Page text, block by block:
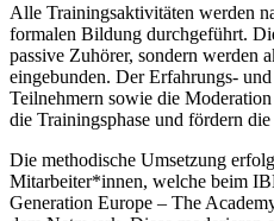
Alle Trainingsaktivitäten werden
formalen Bildung durchgeführt.
passive Zuhörer, sondern werden
eingebunden. Der Erfahrungs-
Teilnehmern sowie die
die Trainingsphase und fördern
Die methodische Umsetzung
Mitarbeiter*innen, welche beim
Generation Europe – The